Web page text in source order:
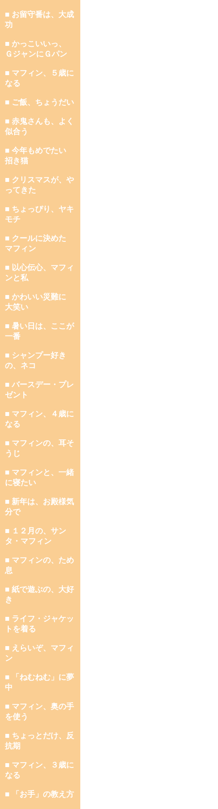
■ お留守番は、大成
功
■ かっこいいっ、
ＧジャンにＧパン
■ マフィン、５歳に
なる
■ ご飯、ちょうだい
■ 赤鬼さんも、よく
似合う
■ 今年もめでたい
招き猫
■ クリスマスが、や
ってきた
■ ちょっぴり、ヤキ
モチ
■ クールに決めた
マフィン
■ 以心伝心、マフィ
ンと私
■ かわいい災難に
大笑い
■ 暑い日は、ここが
一番
■ シャンプー好き
の、ネコ
■ バースデー・プレ
ゼント
■ マフィン、４歳に
なる
■ マフィンの、耳そ
うじ
■ マフィンと、一緒
に寝たい
■ 新年は、お殿様気
分で
■ １２月の、サン
タ・マフィン
■ マフィンの、ため
息
■ 紙で遊ぶの、大好
き
■ ライフ・ジャケッ
トを着る
■ えらいぞ、マフィ
ン
■ 「ねむねむ」に夢
中
■ マフィン、奥の手
を使う
■ ちょっとだけ、反
抗期
■ マフィン、３歳に
なる
■ 「お手」の教え方